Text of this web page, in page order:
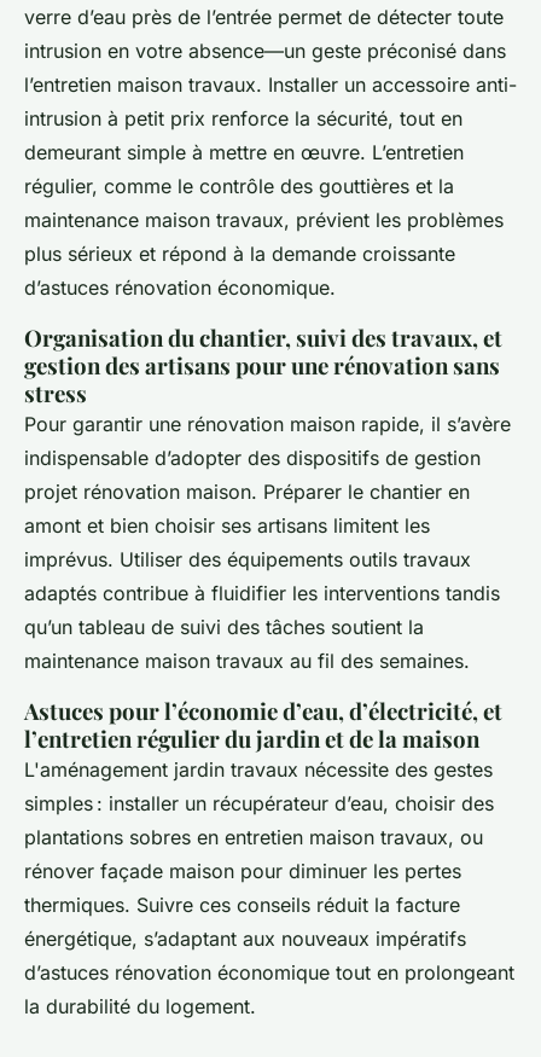
verre d’eau près de l’entrée permet de détecter toute
intrusion en votre absence—un geste préconisé dans
l’entretien maison travaux. Installer un accessoire anti-
intrusion à petit prix renforce la sécurité, tout en
demeurant simple à mettre en œuvre. L’entretien
régulier, comme le contrôle des gouttières et la
maintenance maison travaux, prévient les problèmes
plus sérieux et répond à la demande croissante
d’astuces rénovation économique.
Organisation du chantier, suivi des travaux, et
gestion des artisans pour une rénovation sans
stress
Pour garantir une rénovation maison rapide, il s’avère
indispensable d’adopter des dispositifs de gestion
projet rénovation maison. Préparer le chantier en
amont et bien choisir ses artisans limitent les
imprévus. Utiliser des équipements outils travaux
adaptés contribue à fluidifier les interventions tandis
qu’un tableau de suivi des tâches soutient la
maintenance maison travaux au fil des semaines.
Astuces pour l’économie d’eau, d’électricité, et
l’entretien régulier du jardin et de la maison
L'aménagement jardin travaux nécessite des gestes
simples : installer un récupérateur d’eau, choisir des
plantations sobres en entretien maison travaux, ou
rénover façade maison pour diminuer les pertes
thermiques. Suivre ces conseils réduit la facture
énergétique, s’adaptant aux nouveaux impératifs
d’astuces rénovation économique tout en prolongeant
la durabilité du logement.